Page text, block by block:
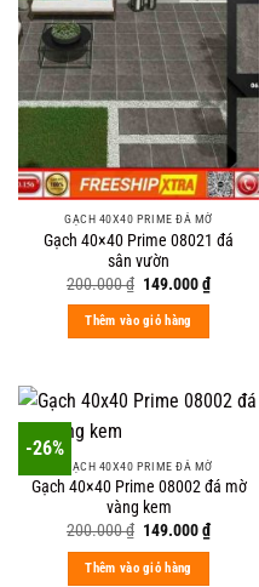
GẠCH 40X40 PRIME ĐÁ MỜ
Gạch 40×40 Prime 08021 đá
sân vườn
200.000₫ Original
was:
200.000 ₫.
149.000₫Current
price
Thêm vào giỏ hàng
-26%
GẠCH 40X40 PRIME ĐÁ MỜ
Gạch 40×40 Prime 08002 đá mờ
vàng kem
200.000₫ Original
was:
200.000 ₫.
149.000₫Current
price
Thêm vào giỏ hàng